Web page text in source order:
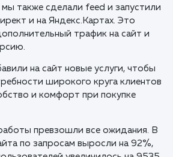
замедляли загрузку сайта и
и решили проблему
которая мешала
индексировать страницы
стало создание уникального
на сайт более 300 новых
уникальные описания для
и полезным для
видимость в поисковых системах